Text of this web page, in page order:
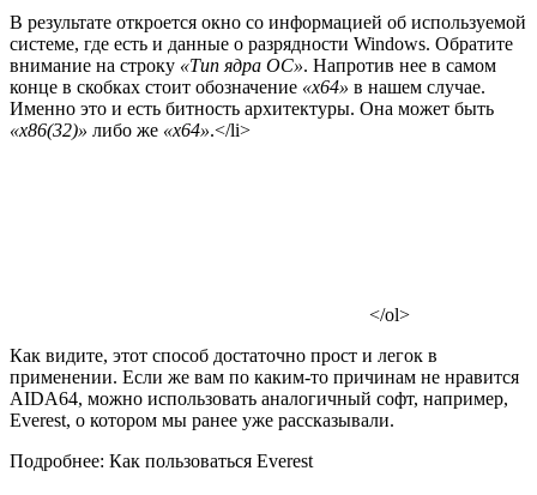
В результате откроется окно со информацией об используемой
системе, где есть и данные о разрядности Windows. Обратите
внимание на строку «Тип ядра ОС». Напротив нее в самом
конце в скобках стоит обозначение «x64» в нашем случае.
Именно это и есть битность архитектуры. Она может быть
«x86(32)» либо же «x64».</li>
</ol>
Как видите, этот способ достаточно прост и легок в
применении. Если же вам по каким-то причинам не нравится
AIDA64, можно использовать аналогичный софт, например,
Everest, о котором мы ранее уже рассказывали.
Подробнее: Как пользоваться Everest